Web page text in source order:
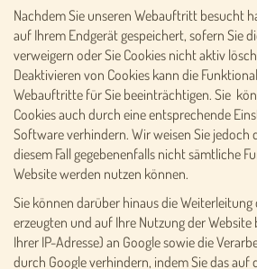
Nachdem Sie unseren Webauftritt besucht
auf Ihrem Endgerät gespeichert, sofern Sie
verweigern oder Sie Cookies nicht aktiv
Deaktivieren von Cookies kann die
Webauftritte für Sie beeinträchtigen. Sie
Cookies auch durch eine entsprechende
Software verhindern. Wir weisen Sie jedoch
diesem Fall gegebenenfalls nicht sämtliche
Website werden nutzen können.
Sie können darüber hinaus die
erzeugten und auf Ihre Nutzung der Website
Ihrer IP-Adresse) an Google sowie die
durch Google verhindern, indem Sie das auf